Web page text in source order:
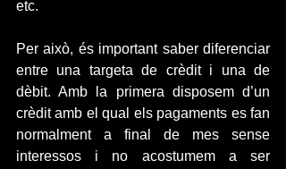
etc.
Per això, és important saber diferenciar
entre una targeta de crèdit i una de
dèbit. Amb la primera disposem d’un
crèdit amb el qual els pagaments es fan
normalment a final de mes sense
interessos i no acostumem a ser